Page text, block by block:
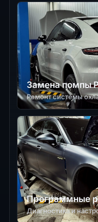
Замена помпы
Ремонт системы
Программные
Диагностика и